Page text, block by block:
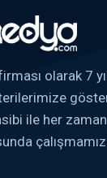
olarak 7
ile her